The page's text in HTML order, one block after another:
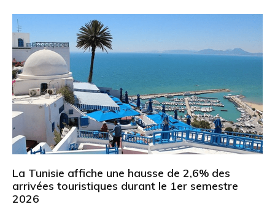
La Tunisie affiche une hausse de 2,6% des
arrivées touristiques durant le 1er semestre
2026